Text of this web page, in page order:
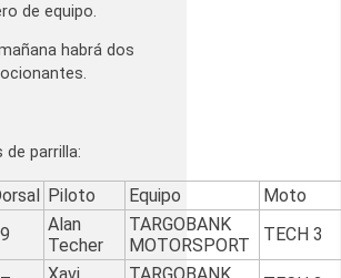
de equipo.
habrá dos
de parrilla:
Piloto Equipo
Moto
Alan
Techer
TARGOBANK
MOTORSPORT
TECH 3
Xavi
TARGOBANK